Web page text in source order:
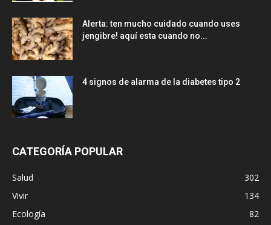
Alerta: ten mucho cuidado cuando uses
jengibre! aquí esta cuando no...
4 signos de alarma de la diabetes tipo 2
CATEGORÍA POPULAR
Salud
302
Vivir
134
Ecología
82